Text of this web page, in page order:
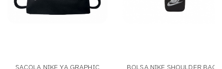
SACOLA NIKE YA GRAPHIC
BOLSA NIKE SHOULDER BAG